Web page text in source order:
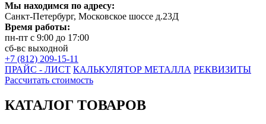
Мы находимся по адресу:
Санкт-Петербург, Московское шоссе д.23Д
Время работы:
пн-пт с 9:00 до 17:00
сб-вс выходной
+7 (812) 209-15-11
ПРАЙС - ЛИСТ КАЛЬКУЛЯТОР МЕТАЛЛА РЕКВИЗИТЫ
Рассчитать стоимость
КАТАЛОГ ТОВАРОВ